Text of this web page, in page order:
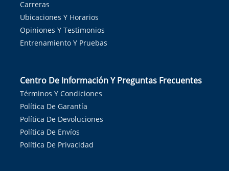
Carreras
Ubicaciones Y Horarios
Opiniones Y Testimonios
Entrenamiento Y Pruebas
Centro De Información Y Preguntas Frecuentes
Términos Y Condiciones
Política De Garantía
Política De Devoluciones
Política De Envíos
Política De Privacidad